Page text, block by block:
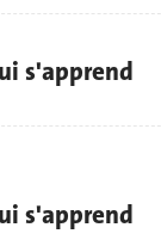
s'apprend
s'apprend